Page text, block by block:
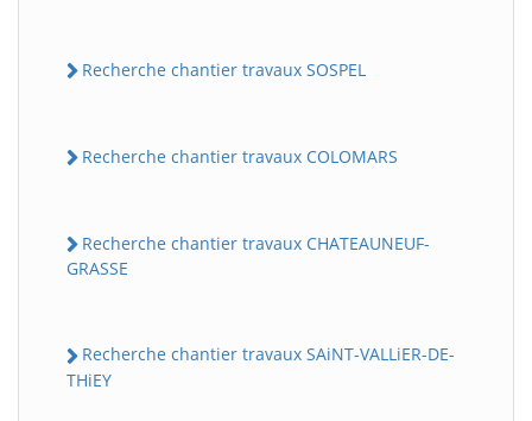
Recherche chantier travaux SOSPEL
Recherche chantier travaux COLOMARS
Recherche chantier travaux CHATEAUNEUF-
GRASSE
Recherche chantier travaux SAiNT-VALLiER-DE-
THiEY